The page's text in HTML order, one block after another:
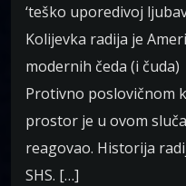
‘teško uporedivoj
Kolijevka radija je
modernih čeda (i
Protivno poslovičnom
prostor je u ovom
reagovao. Historija
SHS. […]